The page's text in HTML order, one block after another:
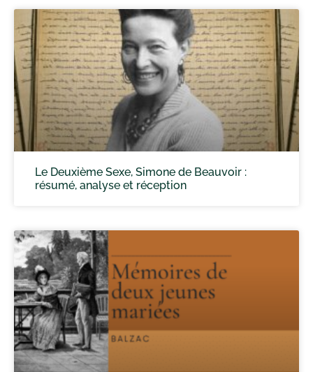
Le Deuxième Sexe, Simone de Beauvoir :
résumé, analyse et réception